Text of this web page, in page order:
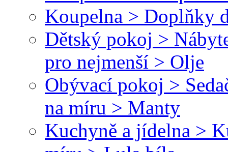
Koupelna > Doplňky
Dětský pokoj >
pro nejmenší > Olje
Obývací pokoj >
na míru > Manty
Kuchyně a jídelna >